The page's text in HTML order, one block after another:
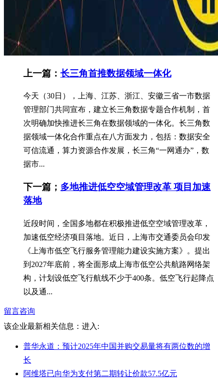
上一篇： 长三角首推数据领域一体化
今天（30日），上海、江苏、浙江、安徽三省一市数据
管理部门共同宣布，建立长三角数据专题合作机制，首
次明确加快推进长三角在数据领域的一体化。长三角数
据领域一体化合作重点在八方面发力，包括：数据安全
可信流通，算力资源合作发展，长三角“一网通办”，数
据市...
下一篇； 多地推进低空空域管理改革 项目加速
落地
近段时间，全国多地都在积极推进低空空域管理改革，
加速低空经济项目落地。近日，上海市交通委员会印发
《上海市低空飞行服务管理能力建设实施方案》。提出
到2027年底前，将全面形成上海市低空公共航路网络架
构，计划设低空飞行航线不少于400条。低空飞行起降点
以及通...
留言咨询
该企业最新相关信息： 进入:
普华永道：预计2025年中国并购交易量将有两位数的增
长
阿维塔已向华为支付第二期转让价款57.5亿元